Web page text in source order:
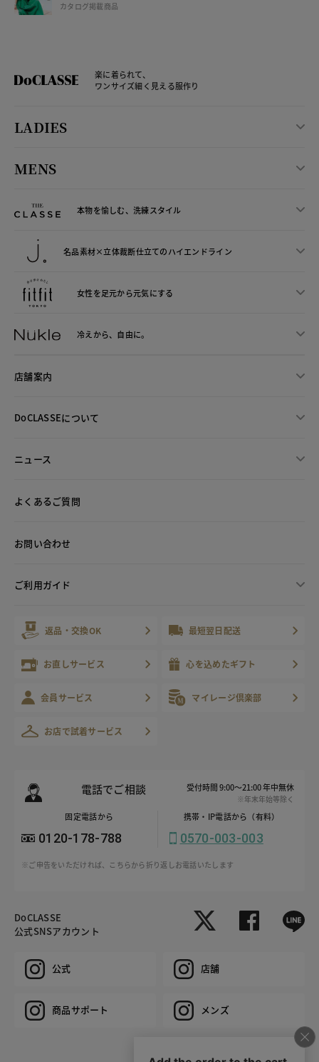
カタログ掲載商品
楽に着られて、
ワンサイズ細く見える服作り
LADIES
MENS
本物を愉しむ、洗練スタイル
名品素材×立体裁断仕立てのハイエンドライン
女性を足元から元気にする
冷えから、 自由に。
店舗案内
DoCLASSEについて
ニュース
よくあるご質問
お問い合わせ
ご利用ガイド
返品・交換OK 最短翌日配送
お直しサービス 心を込めたギフト
会員サービス マイレージ倶楽部
お店で試着サービス
電話でご相談 受付時間 9:00～21:00 年中無休
※年末年始等除く
固定電話から
0120-178-788
携帯・IP電話から（有料）
0570-003-003
※ご申告をいただければ、こちらから折り返しお電話いたします
DoCLASSE
公式SNSアカウント
公式 店舗
商品サポート メンズ